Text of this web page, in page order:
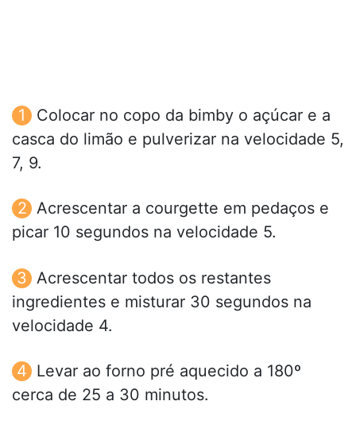
Colocar no copo da bimby o açúcar e a
casca do limão e pulverizar na velocidade 5,
7, 9.
Acrescentar a courgette em pedaços e
picar 10 segundos na velocidade 5.
Acrescentar todos os restantes
ingredientes e misturar 30 segundos na
velocidade 4.
Levar ao forno pré aquecido a 180º
cerca de 25 a 30 minutos.